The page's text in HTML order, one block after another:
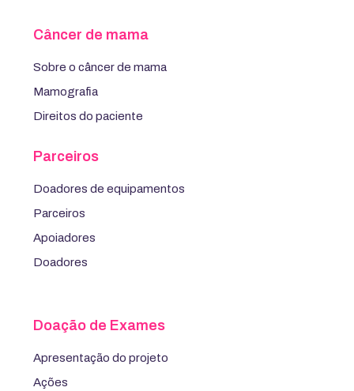
Câncer de mama
Sobre o câncer de mama
Mamografia
Direitos do paciente
Parceiros
Doadores de equipamentos
Parceiros
Apoiadores
Doadores
Doação de Exames
Apresentação do projeto
Ações